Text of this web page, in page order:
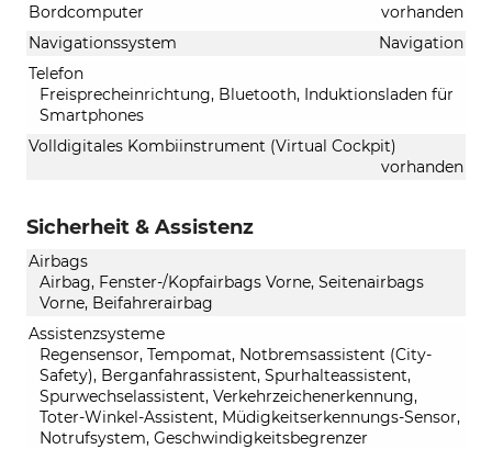
Bordcomputer
vorhanden
Navigationssystem
Navigation
Telefon
Freisprecheinrichtung, Bluetooth, Induktionsladen für
Smartphones
Volldigitales Kombiinstrument (Virtual Cockpit)
vorhanden
Sicherheit & Assistenz
Airbags
Airbag, Fenster-/Kopfairbags Vorne, Seitenairbags
Vorne, Beifahrerairbag
Assistenzsysteme
Regensensor, Tempomat, Notbremsassistent (City-
Safety), Berganfahrassistent, Spurhalteassistent,
Spurwechselassistent, Verkehrzeichenerkennung,
Toter-Winkel-Assistent, Müdigkeitserkennungs-Sensor,
Notrufsystem, Geschwindigkeitsbegrenzer